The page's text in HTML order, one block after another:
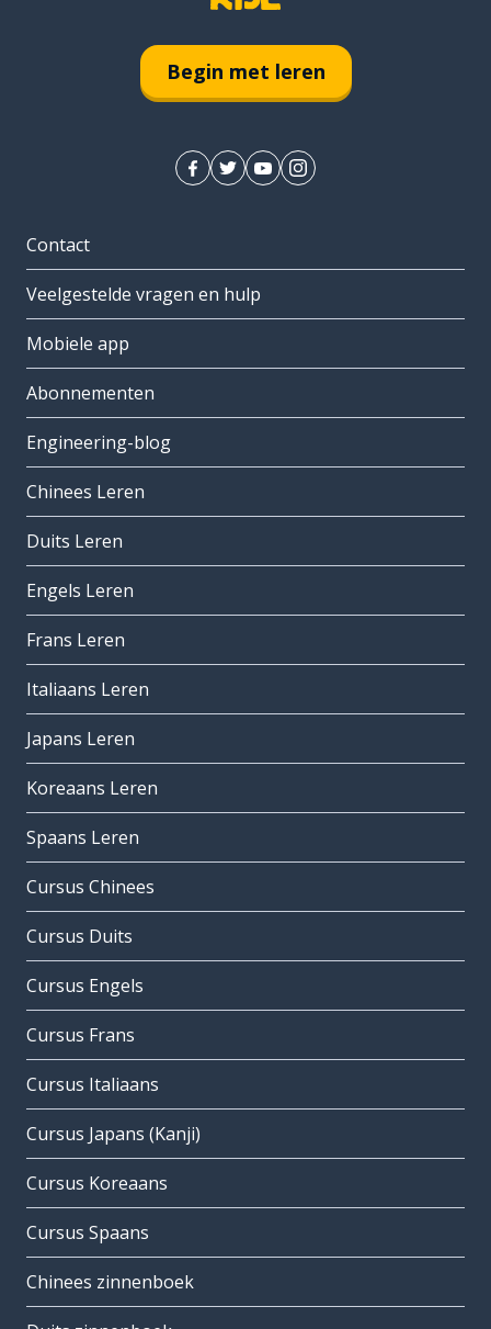
Begin met leren
Contact
Veelgestelde vragen en hulp
Mobiele app
Abonnementen
Engineering-blog
Chinees Leren
Duits Leren
Engels Leren
Frans Leren
Italiaans Leren
Japans Leren
Koreaans Leren
Spaans Leren
Cursus Chinees
Cursus Duits
Cursus Engels
Cursus Frans
Cursus Italiaans
Cursus Japans (Kanji)
Cursus Koreaans
Cursus Spaans
Chinees zinnenboek